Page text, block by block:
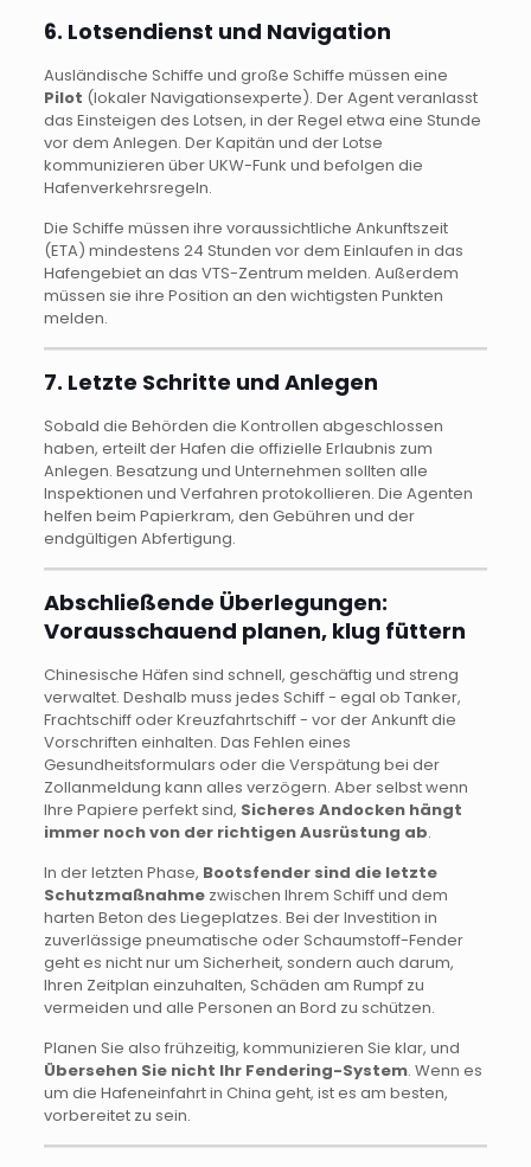
6. Lotsendienst und Navigation
Ausländische Schiffe und große Schiffe müssen eine
Pilot (lokaler Navigationsexperte). Der Agent veranlasst
das Einsteigen des Lotsen, in der Regel etwa eine Stunde
vor dem Anlegen. Der Kapitän und der Lotse
kommunizieren über UKW-Funk und befolgen die
Hafenverkehrsregeln.
Die Schiffe müssen ihre voraussichtliche Ankunftszeit
(ETA) mindestens 24 Stunden vor dem Einlaufen in das
Hafengebiet an das VTS-Zentrum melden. Außerdem
müssen sie ihre Position an den wichtigsten Punkten
melden.
7. Letzte Schritte und Anlegen
Sobald die Behörden die Kontrollen abgeschlossen
haben, erteilt der Hafen die offizielle Erlaubnis zum
Anlegen. Besatzung und Unternehmen sollten alle
Inspektionen und Verfahren protokollieren. Die Agenten
helfen beim Papierkram, den Gebühren und der
endgültigen Abfertigung.
Abschließende Überlegungen:
Vorausschauend planen, klug füttern
Chinesische Häfen sind schnell, geschäftig und streng
verwaltet. Deshalb muss jedes Schiff - egal ob Tanker,
Frachtschiff oder Kreuzfahrtschiff - vor der Ankunft die
Vorschriften einhalten. Das Fehlen eines
Gesundheitsformulars oder die Verspätung bei der
Zollanmeldung kann alles verzögern. Aber selbst wenn
Ihre Papiere perfekt sind, Sicheres Andocken hängt
immer noch von der richtigen Ausrüstung ab.
In der letzten Phase, Bootsfender sind die letzte
Schutzmaßnahmezwischen Ihrem Schiff und dem
harten Beton des Liegeplatzes. Bei der Investition in
zuverlässige pneumatische oder Schaumstoff-Fender
geht es nicht nur um Sicherheit, sondern auch darum,
Ihren Zeitplan einzuhalten, Schäden am Rumpf zu
vermeiden und alle Personen an Bord zu schützen.
Planen Sie also frühzeitig, kommunizieren Sie klar, und
Übersehen Sie nicht Ihr Fendering-System. Wenn es
um die Hafeneinfahrt in China geht, ist es am besten,
vorbereitet zu sein.